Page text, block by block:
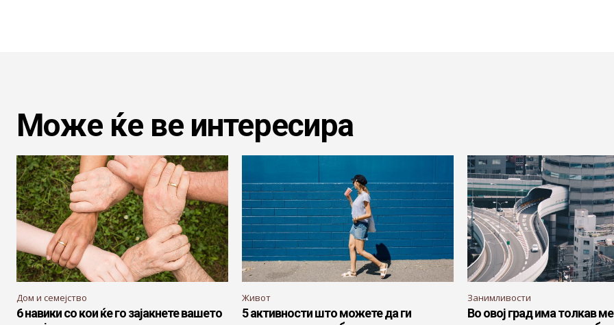
Може ќе ве интересира
Дом и семејство
6 навики со кои ќе го зајакнете вашето
Живот
5 активности што можете да ги
Занимливости
Во овој град има толкав